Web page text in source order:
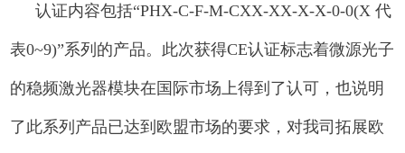
认证内容包括“PHX-C-F-M-CXX-XX-X-X-0-0(X 代
表0~9)”系列的产品。此次获得CE认证标志着微源光子
的稳频激光器模块在国际市场上得到了认可，也说明
了此系列产品已达到欧盟市场的要求， 对我司拓展欧